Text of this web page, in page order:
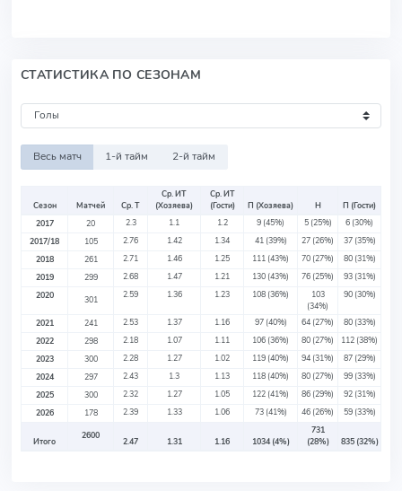
СТАТИСТИКА ПО СЕЗОНАМ
Весь матч 1-й тайм 2-й тайм
Сезон Матчей Ср. Т
Ср. ИТ
(Хозяева)
Ср. ИТ
(Гости)
П (Хозяева) Н
П (Гости)
2017
20 2.3 1.1 1.2 9 (45%) 5 (25%) 6 (30%)
2017/18
105 2.76 1.42 1.34 41 (39%) 27 (26%) 37 (35%)
2018
261 2.71 1.46 1.25 111 (43%) 70 (27%) 80 (31%)
2019
299 2.68 1.47 1.21 130 (43%) 76 (25%) 93 (31%)
2020
301 2.59 1.36 1.23 108 (36%)
103
(34%)
90 (30%)
2021 241 2.53 1.37 1.16 97 (40%) 64 (27%) 80 (33%)
2022
298 2.18 1.07 1.11 106 (36%) 80 (27%) 112 (38%)
2023
300 2.28 1.27 1.02 119 (40%) 94 (31%) 87 (29%)
2024
297 2.43 1.3 1.13 118 (40%) 80 (27%) 99 (33%)
2025
300 2.32 1.27 1.05 122 (41%) 86 (29%) 92 (31%)
2026
178 2.39 1.33 1.06 73 (41%) 46 (26%) 59 (33%)
Итого
2600
2.47 1.31 1.16 1034 (4%)
731
(28%)
835 (32%)